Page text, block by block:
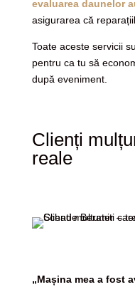
evaluarea daunelor
asigurarea că
Toate aceste servicii
pentru ca tu să
după eveniment.
Clienți
reale
„Mașina mea a fost